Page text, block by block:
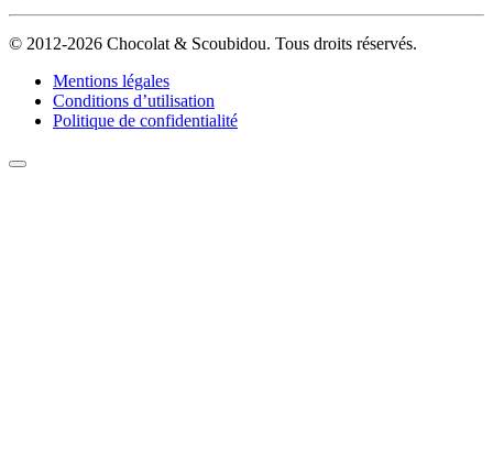
© 2012-2026 Chocolat & Scoubidou. Tous droits réservés.
Mentions légales
Conditions d’utilisation
Politique de confidentialité